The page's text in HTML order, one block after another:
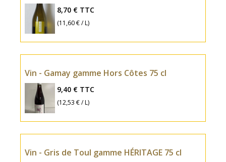
8,70 € TTC
(11,60 € / L)
Vin - Gamay gamme Hors Côtes 75 cl
9,40 € TTC
(12,53 € / L)
Vin - Gris de Toul gamme HÉRITAGE 75 cl